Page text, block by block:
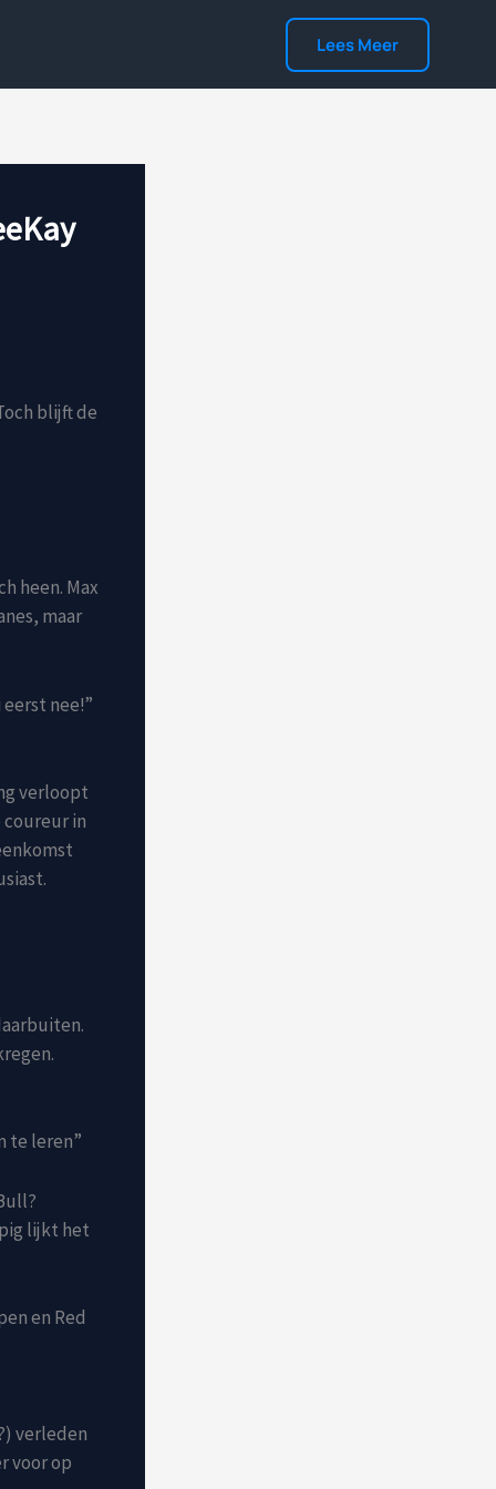
Lees Meer
blijft de
heen. Max
maar
nee!”
verloopt
in
te leren”
lijkt het
en Red
verleden
voor op